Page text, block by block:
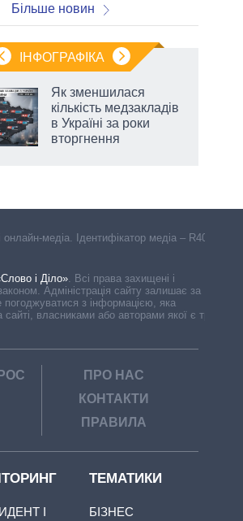
Більше новин
ІНФОГРАФІКА
Як зменшилася
кількість медзакладів
в Україні за роки
вторгнення
медіа. Ідентифікатор медіа – R40-
і Діло» Всі права захищені і
Адміністрація сайту залишає за
з інформацією, яка
сайті, власниками або авторами якої є треті
РОС
ПРО НАС
КОНТАКТИ
ПРАВИЛА
І
ТЕМАТИКИ
БІЗНЕС